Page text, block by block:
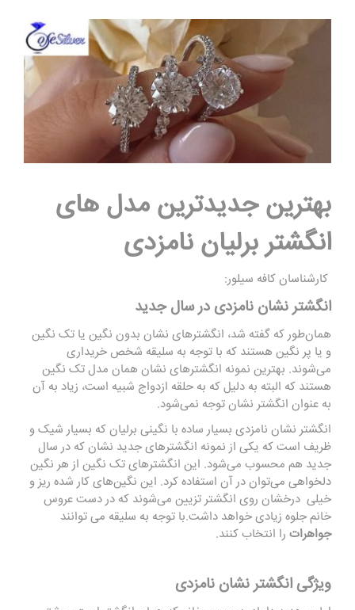
بهترین جدیدترین مدل های
انگشتر برلیان نامزدی
کارشناسان کافه سیلور:
انگشتر نشان نامزدی در سالجدید
همان‌طور که گفته شد، انگشترهای نشان بدون نگین یا تک نگین
و یا پر نگین هستند که با توجه به سلیقه شخص خریداری
می‌شوند. بهترین نمونه انگشترهای نشان همان مدل تک نگین
هستند که البته به دلیل که به حلقه ازدواج شبیه است، زیاد به آن
به‌ عنوان انگشتر نشان توجه نمی‌شود.
انگشتر نشان نامزدی بسیار ساده با نگینی برلیان که بسیار شیک و
ظریف است که یکی از نمونه انگشترهای جدید نشان که در سال
جدید هم محسوب می‌شود. این انگشترهای تک نگین از هر نگین
دلخواهی می‌توان در آن استفاده کرد. این نگین‌های کار شده ریز و
خیلی درخشان روی انگشتر تزیین می‌شوند که در دست عروس
خانم جلوه زیادی خواهد داشت.با توجه به سلیقه می توانند
جواهرات را انتخاب کنند.
ویژگی انگشتر نشان نامزدی